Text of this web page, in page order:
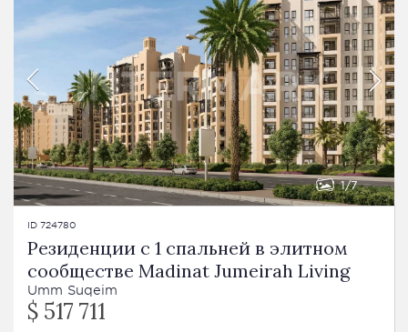
1 7
ID 724780
Резиденции с 1 спальней в элитном
сообществе Madinat Jumeirah Living
Umm Suqeim
$ 517 711